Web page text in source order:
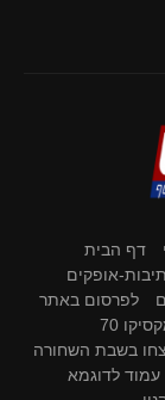
דף הבית
אופקים
לפרסום באתר
70
בשבת השחורה
עמוד לדוגמא